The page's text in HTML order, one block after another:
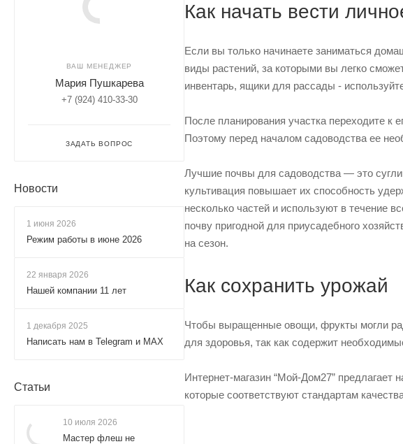
Как начать вести
Если вы только начинаете заниматься
виды растений, за которыми вы легко
инвентарь, ящики для рассады -
После планирования участка переходите к
Поэтому перед началом садоводства ее
Лучшие почвы для садоводства — это
культивация повышает их способность
несколько частей и используют в течение
почву пригодной для приусадебного
на сезон.
Как сохранить урожай
Чтобы выращенные овощи, фрукты могли
для здоровья, так как содержит
Интернет-магазин “Мой-Дом27”
которые соответствуют стандартам
ВАШ МЕНЕДЖЕР
Мария Пушкарева
+7 (924) 410-33-30
ЗАДАТЬ ВОПРОС
Новости
1 июня 2026
Режим работы в июне 2026
22 января 2026
Нашей компании 11 лет
1 декабря 2025
Написать нам в Telegram и MAX
Статьи
10 июля 2026
Мастер флеш не